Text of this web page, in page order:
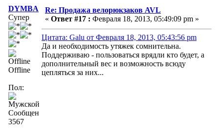
DYMBA
Супер
Offline
Пол:
Сообщений:
3567
Re: Продажа велорюкзаков AVL
« Ответ #17 : Февраля 18, 2013, 05:49:09 pm »
Цитата: Galu от Февраля 18, 2013, 05:43:56 pm
Да и необходимость утяжек сомнительна.
Поддерживаю - пользоваться врядли кто будет, а
дополнительный вес и возможность всюду
цепляться за них...